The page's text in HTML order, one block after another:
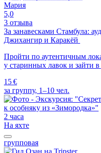
Мария
5,0
3 отзыва
За занавесками Стамбула:
Джихангир и Каракёй
Пройти по аутентичным
у старинных лавок и зайти
15 €
за группу, 1–10 чел.
2 часа
На яхте
групповая